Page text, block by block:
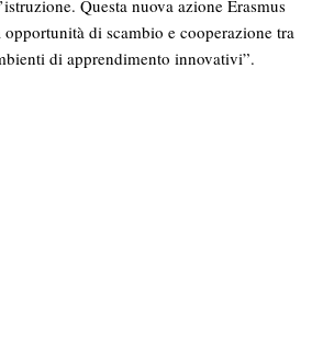
Questa nuova azione Erasmus
opportunità di scambio e cooperazione tra
di apprendimento innovativi”.